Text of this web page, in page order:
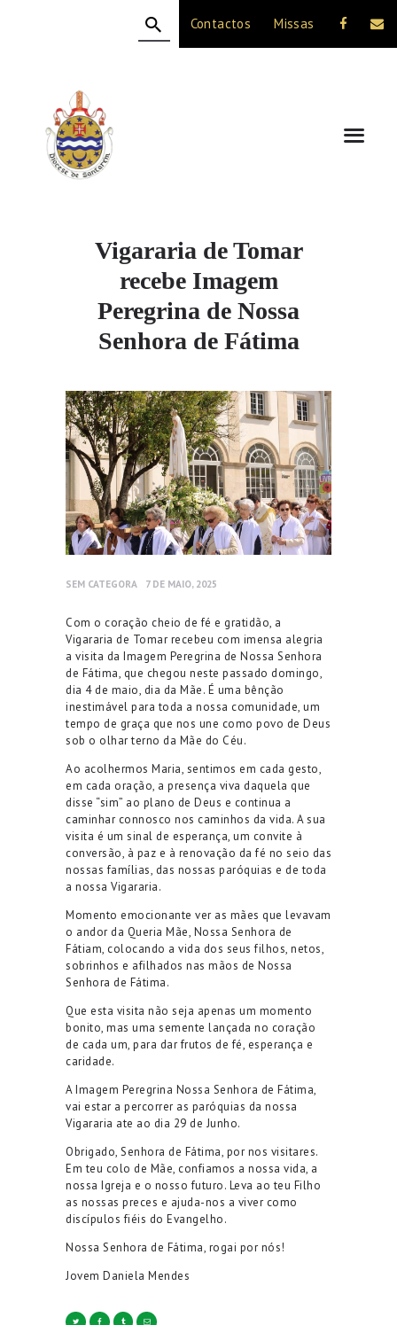
Contactos Missas
Vigararia de Tomar
recebe Imagem
Peregrina de Nossa
Senhora de Fátima
A DIOCESE
CELEBRAÇÃO
VIDA CRISTÃ
NOTÍCIAS
SEM CATEGORA 7 DE MAIO, 2025
Com o coração cheio de fé e gratidão, a
Vigararia de Tomar recebeu com imensa alegria
a visita da Imagem Peregrina de Nossa Senhora
de Fátima, que chegou neste passado domingo,
dia 4 de maio, dia da Mãe. É uma bênção
inestimável para toda a nossa comunidade, um
tempo de graça que nos une como povo de Deus
sob o olhar terno da Mãe do Céu.
Ao acolhermos Maria, sentimos em cada gesto,
em cada oração, a presença viva daquela que
disse “sim” ao plano de Deus e continua a
caminhar connosco nos caminhos da vida. A sua
visita é um sinal de esperança, um convite à
conversão, à paz e à renovação da fé no seio das
nossas famílias, das nossas paróquias e de toda
a nossa Vigararia.
Momento emocionante ver as mães que levavam
o andor da Queria Mãe, Nossa Senhora de
Fátiam, colocando a vida dos seus filhos, netos,
sobrinhos e afilhados nas mãos de Nossa
Senhora de Fátima.
Que esta visita não seja apenas um momento
bonito, mas uma semente lançada no coração
de cada um, para dar frutos de fé, esperança e
caridade.
A Imagem Peregrina Nossa Senhora de Fátima,
vai estar a percorrer as paróquias da nossa
Vigararia ate ao dia 29 de Junho.
Obrigado, Senhora de Fátima, por nos visitares.
Em teu colo de Mãe, confiamos a nossa vida, a
nossa Igreja e o nosso futuro. Leva ao teu Filho
as nossas preces e ajuda-nos a viver como
discípulos fiéis do Evangelho.
Nossa Senhora de Fátima, rogai por nós!
Jovem Daniela Mendes